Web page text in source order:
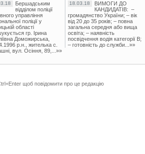
Бершадським
відділом поліції
управління
поліції у
області
гр. Ірина
Доможирська,
р.н., жителька с.
вул. Осіння, 89,...»»
18.03.18
ВИМОГИ ДО
КАНДИДАТІВ: –
громадянство України; – вік
від 20 до 35 років; – повна
загальна середня або вища
освіта; – наявність
посвідчення водія категорії В;
– готовність до служби...»»
щоб повідомити про це редакцію